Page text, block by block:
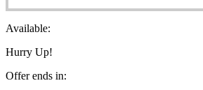
Available:
Hurry Up!
Offer ends in: